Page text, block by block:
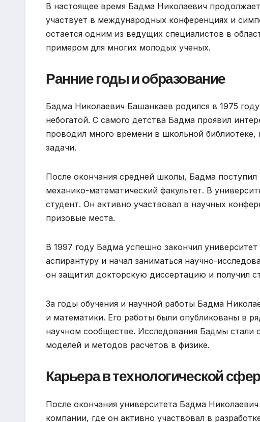
В настоящее время Бадма Николаевич
участвует в международных конференциях и
остается одним из ведущих специалистов в
примером для многих молодых ученых.
Ранние годы и образование
Бадма Николаевич Башанкаев родился в 1975
небогатой. С самого детства Бадма проявил
проводил много времени в школьной
задачи.
После окончания средней школы, Бадма
механико-математический факультет. В
студент. Он активно участвовал в научных
призовые места.
В 1997 году Бадма успешно закончил
аспирантуру и начал заниматься научно-
он защитил докторскую диссертацию и получил
За годы обучения и научной работы Бадма
и математики. Его работы были опубликованы в
научном сообществе. Исследования Бадмы стали
моделей и методов расчетов в физике.
Карьера в технологической
После окончания университета Бадма
компании, где он активно участвовал в